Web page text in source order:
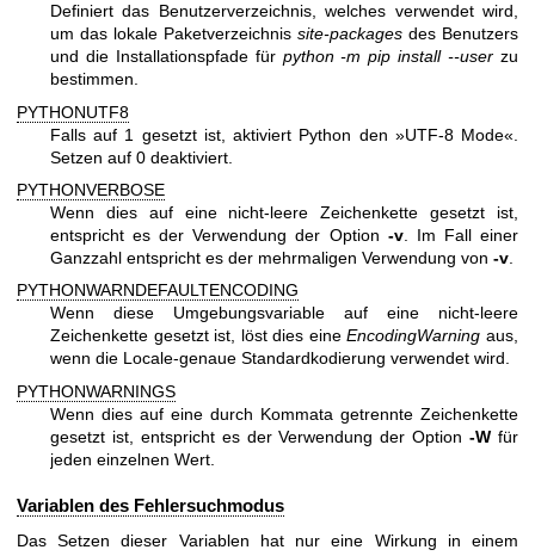
Definiert das Benutzerverzeichnis, welches verwendet wird,
um das lokale Paketverzeichnis site-packages des Benutzers
und die Installationspfade für python -m pip install --user zu
bestimmen.
PYTHONUTF8
Falls auf 1 gesetzt ist, aktiviert Python den »UTF-8 Mode«.
Setzen auf 0 deaktiviert.
PYTHONVERBOSE
Wenn dies auf eine nicht-leere Zeichenkette gesetzt ist,
entspricht es der Verwendung der Option -v. Im Fall einer
Ganzzahl entspricht es der mehrmaligen Verwendung von -v
PYTHONWARNDEFAULTENCODING
Wenn diese Umgebungsvariable auf eine nicht-leere
Zeichenkette gesetzt ist, löst dies eineEncodingWarning aus,
wenn die Locale-genaue Standardkodierung verwendet wird.
PYTHONWARNINGS
Wenn dies auf eine durch Kommata getrennte Zeichenkette
gesetzt ist, entspricht es der Verwendung der Option-W für
jeden einzelnen Wert.
Variablen des Fehlersuchmodus
Das Setzen dieser Variablen hat nur eine Wirkung in einem